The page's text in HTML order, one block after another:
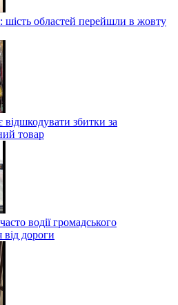
шість областей перейшли в жовту
відшкодувати збитки за
товар
водії громадського
від дороги